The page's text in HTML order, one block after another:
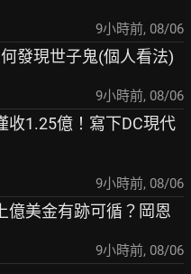
9小時前, 08/06
發現世子鬼(個人看法)
9小時前, 08/06
收1.25億！寫下DC現代
9小時前, 08/06
億美金有跡可循？岡恩
9小時前, 08/06